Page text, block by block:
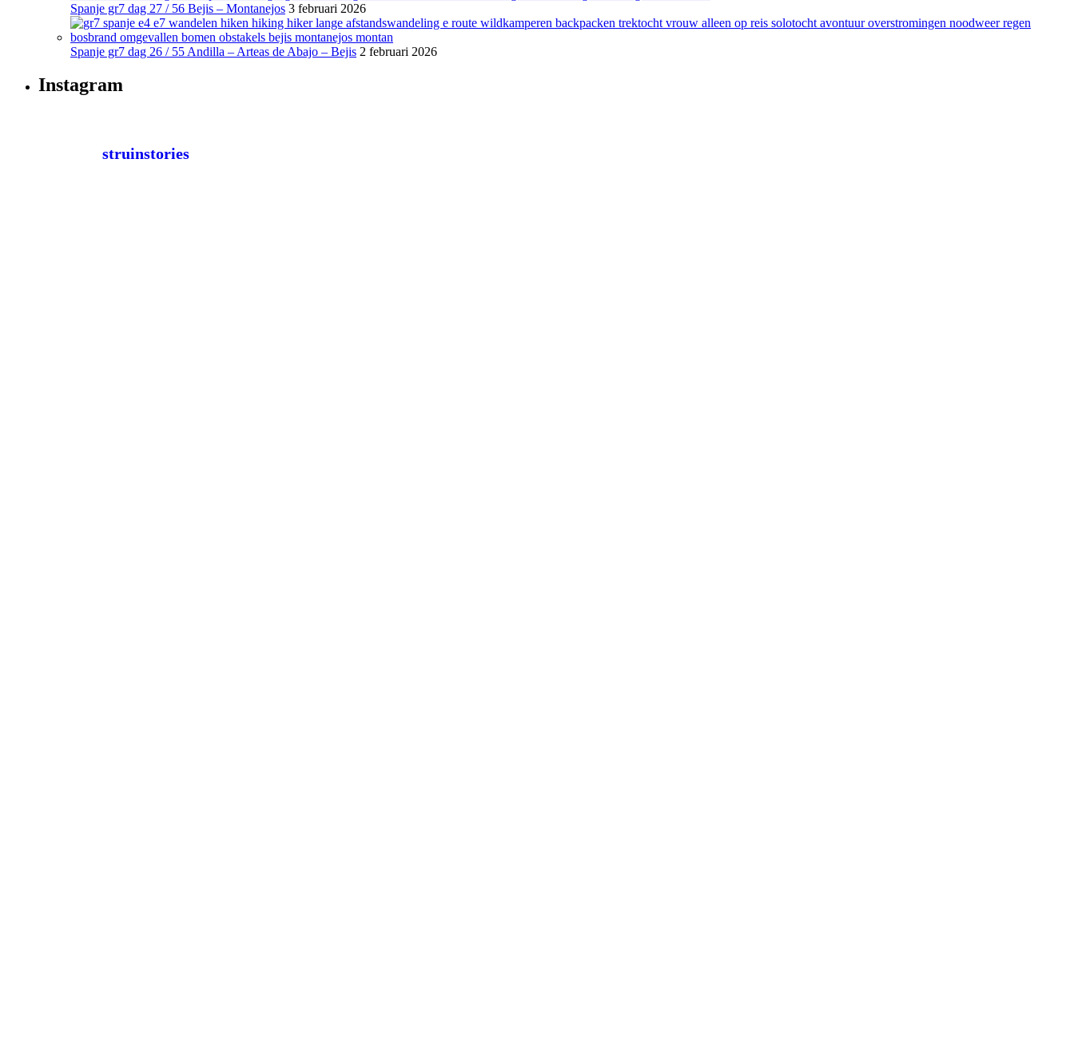
Spanje gr7 dag 27 / 56 Bejis – Montanejos 3 februari 2026
Spanje gr7 dag 26 / 55 Andilla – Arteas de Abajo – Bejis 2 februari 2026
Instagram
struinstories